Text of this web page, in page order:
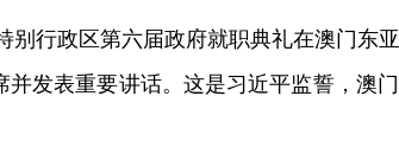
行政区第六届政府就职典礼在澳门东
发表重要讲话。这是习近平监誓，澳